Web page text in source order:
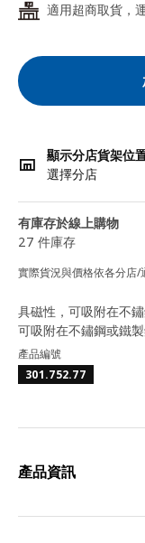
24 適用超商取貨，
顯示分店貨架位
選擇分店
有庫存於線上購物
27 件庫存
實際貨況與價格依各分店/
具磁性，可吸附在不
可吸附在不鏽鋼或鐵
產品編號
301.752.77
產品資訊